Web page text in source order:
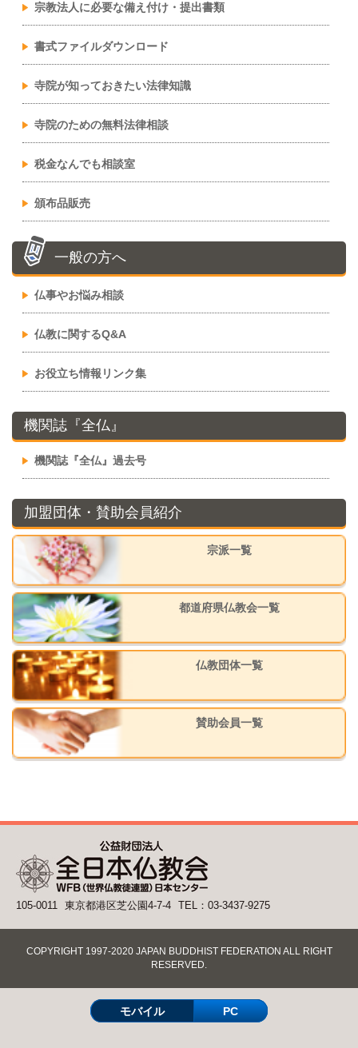
宗教法人に必要な備え付け・提出書類
書式ファイルダウンロード
寺院が知っておきたい法律知識
寺院のための無料法律相談
税金なんでも相談室
頒布品販売
一般の方へ
仏事やお悩み相談
仏教に関するQ&A
お役立ち情報リンク集
機関誌『全仏』
機関誌『全仏』過去号
加盟団体・賛助会員紹介
宗派一覧
都道府県仏教会一覧
仏教団体一覧
賛助会員一覧
105-0011 東京都港区芝公園4-7-4 TEL：03-3437-9275
COPYRIGHT 1997-2020 JAPAN BUDDHIST FEDERATION ALL RIGHT
RESERVED.
モバイル PC